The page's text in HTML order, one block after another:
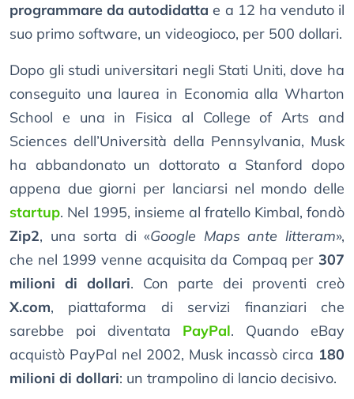
programmare da autodidatta e a 12 ha venduto il
suo primo software, un videogioco, per 500 dollari.
Dopo gli studi universitari negli Stati Uniti, dove ha
conseguito una laurea in Economia alla Wharton
School e una in Fisica al College of Arts and
Sciences dell’Università della Pennsylvania, Musk
ha abbandonato un dottorato a Stanford dopo
appena due giorni per lanciarsi nel mondo delle
startup. Nel 1995, insieme al fratello Kimbal, fondò
Zip2, una sorta di «Google Maps ante litteram»,
che nel 1999 venne acquisita da Compaq per 307
milioni di dollari. Con parte dei proventi creò
X.com, piattaforma di servizi finanziari che
sarebbe poi diventata PayPal. Quando eBay
acquistò PayPal nel 2002, Musk incassò circa 180
milioni di dollari: un trampolino di lancio decisivo.